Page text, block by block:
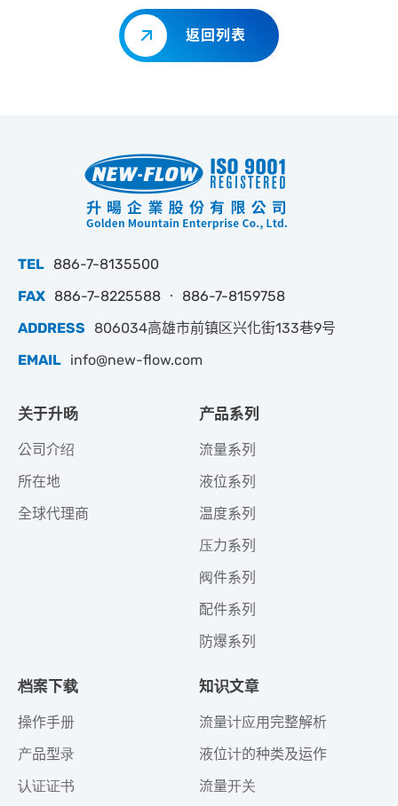
返回列表
TEL 886-7-8135500
FAX 886-7-8225588 ‧ 886-7-8159758
ADDRESS
806034高雄市前镇区兴化街133巷9号
EMAIL info@new-flow.com
关于升旸
公司介绍
所在地
全球代理商
产品系列
流量系列
液位系列
温度系列
压力系列
阀件系列
配件系列
防爆系列
档案下载
操作手册
产品型录
认证证书
知识文章
流量计应用完整解析
液位计的种类及运作
流量开关